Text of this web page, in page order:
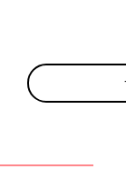
んです。ひと言
子どもがつらそ